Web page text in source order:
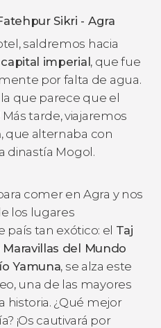
Sikri - Agra
saldremos hacia
imperial, que fue
por falta de agua.
que parece que el
tarde, viajaremos
, que alternaba con
dinastía Mogol.
comer en Agra y nos
los lugares
país tan exótico: el Taj
del Mundo
Yamuna, se alza este
una de las mayores
historia. ¿Qué mejor
¡Os cautivará por